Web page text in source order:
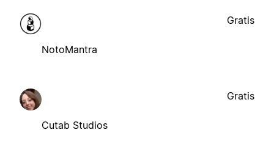
NotoMantra
Gratis
Cutab Studios
Gratis